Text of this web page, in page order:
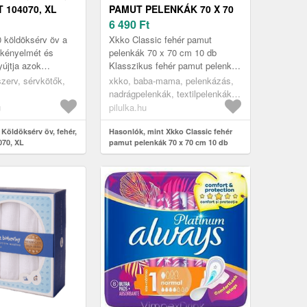
104070, XL
köldöksérv öv a
és
azok
szüksége van
E...
sérvkötők,
öv, fehér,
XL
PAMUT PELENKÁK 70 X 70
CM 10 DB
6 490 Ft
Xkko Classic fehér pamut
pelenkák 70 x 70 cm 10 db
Klasszikus fehér pamut pelenka -
10 darab csomagonként.
xkko, baba-mama, pelenkázás,
nadrágpelenkák, textilpelenkák,
pamut pelenkák
pilulka.hu
Hasonlók, mint Xkko Classic fehér
pamut pelenkák 70 x 70 cm 10 db